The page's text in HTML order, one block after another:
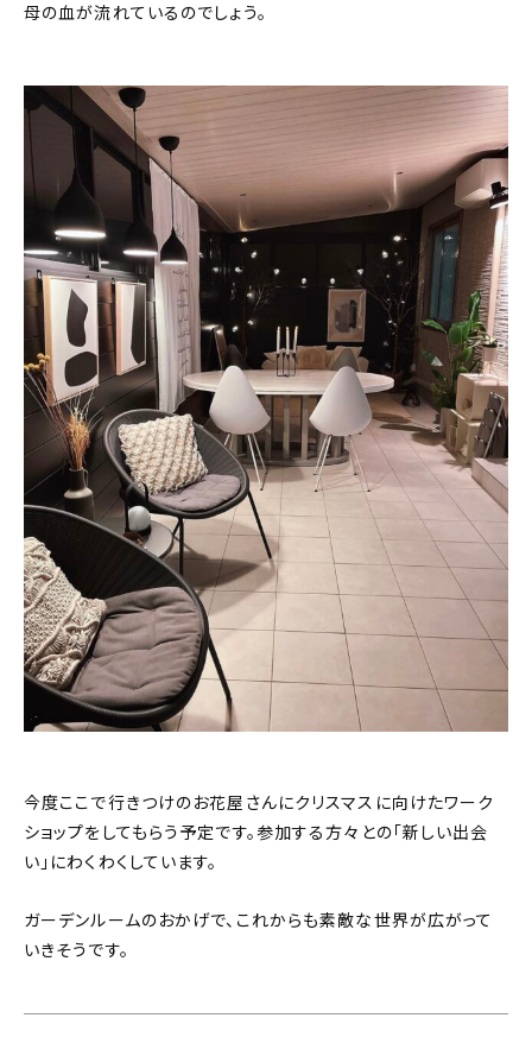
母の血が流れているのでしょう。
今度ここで行きつけのお花屋さんにクリスマスに向けたワーク
ショップをしてもらう予定です。参加する方々との「新しい出会
い」にわくわくしています。
ガーデンルームのおかげで、これからも素敵な世界が広がって
いきそうです。